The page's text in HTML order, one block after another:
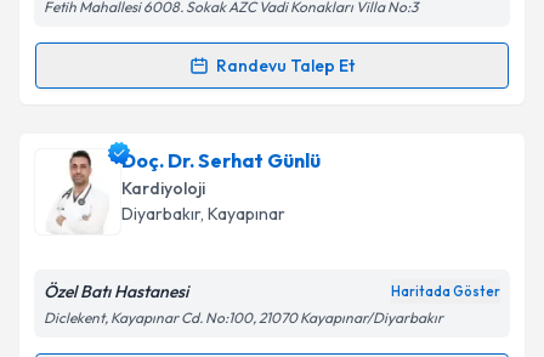
Metni'ni okudum ve kişisel verilerimin belirtilen
kapsamda işlenmesini kabul ediyorum.
Fetih Mahallesi 6008. Sokak AZC Vadi Konakları Villa No:3
Randevu Talep Et
Randevu Takvimi Talebi
Uzm. Dr. Murat Güler için randevu takvimi talebi
oluşturun. Size bu uzmandan randevu almanız için bir
takvim hazırlandığında e-posta ile bilgilendireceğiz.
Doç. Dr. Serhat Günlü
Kardiyoloji
Diyarbakır, Kayapınar
Özel Batı Hastanesi Haritada Göster
Diclekent, Kayapınar Cd. No:100, 21070 Kayapınar/Diyarbakır